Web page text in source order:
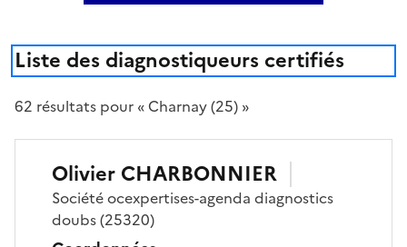
Liste des diagnostiqueurs certifiés
62 résultats pour « Charnay (25) »
Olivier CHARBONNIER
Sociétéocexpertises-agenda diagnostics
doubs(25320)